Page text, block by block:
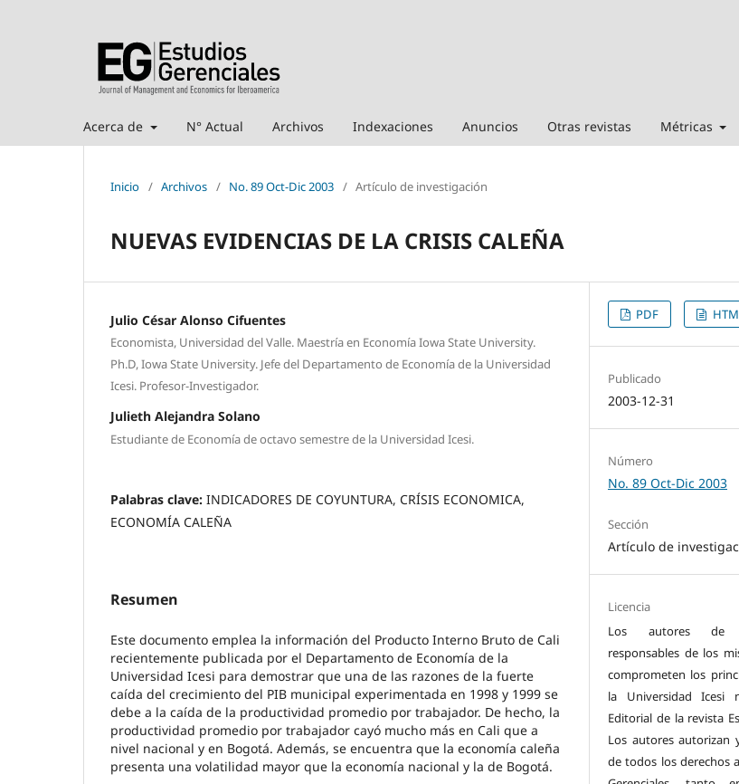
Acerca de N° Actual Archivos Indexaciones Anuncios Otras revistas Métricas
Inicio / Archivos / No. 89 Oct-Dic 2003 / Artículo de investigación
NUEVAS EVIDENCIAS DE LA CRISIS CALEÑA
Julio César Alonso Cifuentes
Economista, Universidad del Valle. Maestría en Economía Iowa State University.
Ph.D, Iowa State University. Jefe del Departamento de Economía de la Universidad
Icesi. Profesor-Investigador.
Julieth Alejandra Solano
Estudiante de Economía de octavo semestre de la Universidad Icesi.
Palabras clave: INDICADORES DE COYUNTURA, CRÍSIS ECONOMICA,
ECONOMÍA CALEÑA
Resumen
Este documento emplea la información del Producto Interno Bruto de Cali
recientemente publicada por el Departamento de Economía de la
Universidad Icesi para demostrar que una de las razones de la fuerte
caída del crecimiento del PIB municipal experimentada en 1998 y 1999 se
debe a la caída de la productividad promedio por trabajador. De hecho, la
productividad promedio por trabajador cayó mucho más en Cali que a
nivel nacional y en Bogotá. Además, se encuentra que la economía caleña
presenta una volatilidad mayor que la economía nacional y la de Bogotá.
PDF
Publicado
2003-12-31
Número
No. 89 Oct-Dic 2003
Sección
Artículo de
Licencia
Los autores de
responsables de los
comprometen los
la Universidad Icesi
Editorial de la revista
Los autores autorizan
de todos los derechos